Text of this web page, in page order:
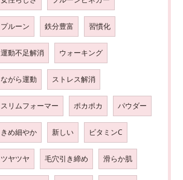
プルーン 鉄分豊富 習慣化
運動不足解消 ウォーキング
ながら運動 ストレス解消
スリムフォーマー ポカポカ パウダー
きめ細やか 新しい ビタミンC
ツヤツヤ 毛穴引き締め 滑らか肌